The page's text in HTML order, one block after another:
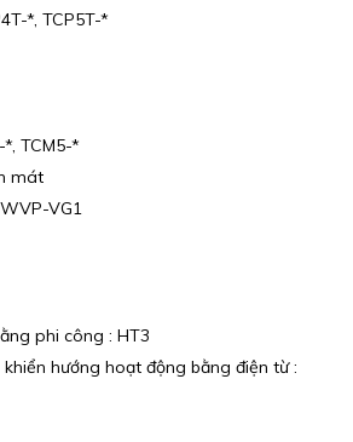
*, TCP5T-*
*, TCM5-*
mát
WVP-VG1
phi công : HT3
hướng hoạt động bằng điện từ :